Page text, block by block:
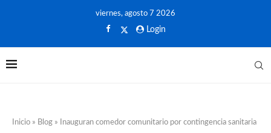
viernes, agosto 7 2026
Login
Inicio » Blog » Inauguran comedor comunitario por contingencia sanitaria